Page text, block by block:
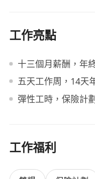
工作亮點
十三個月薪酬，年
五天工作周，14天
彈性工時，保險計
工作福利